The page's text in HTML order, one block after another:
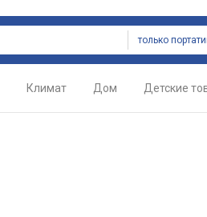
Климат Дом Детские